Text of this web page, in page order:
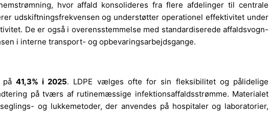
hvor affald konsolideres fra flere afdelinger til centrale
udskiftningsfrekvensen og understøtter operationel effektivitet under
De er også i overensstemmelse med standardiserede affaldsvogn-
i interne transport- og opbevaringsarbejdsgange.
41,3% i 2025. LDPE vælges ofte for sin fleksibilitet og pålidelige
på tværs af rutinemæssige infektionsaffaldsstrømme. Materialet
og lukkemetoder, der anvendes på hospitaler og laboratorier,